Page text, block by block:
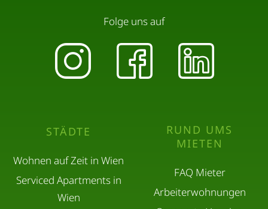
STÄDTE
Wohnen auf Zeit in Wien
Serviced Apartments in
Wien
RUND UMS
MIETEN
FAQ Mieter
Arbeiterwohnungen
Folge uns auf